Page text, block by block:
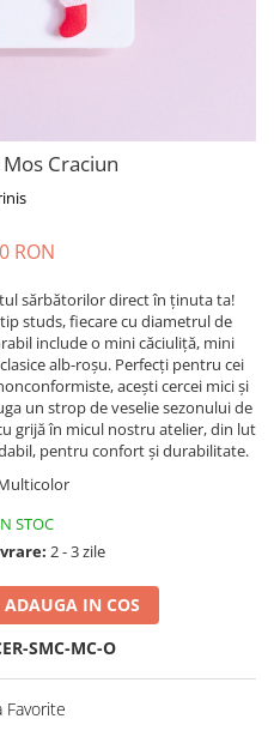
Craciun
RON
sărbătorilor direct în ținuta ta!
studs, fiecare cu diametrul de
include o mini căciuliță, mini
alb-roșu. Perfecți pentru cei
acești cercei mici și
un strop de veselie sezonului de
grijă în micul nostru atelier, din lut
pentru confort și durabilitate.
STOC
2 - 3 zile
ADAUGA IN COS
SMC-MC-O
Favorite